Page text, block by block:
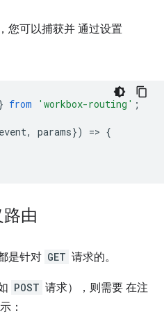
您可以捕获并 通过设置
} from 'workbox-routing' ;
event, params}) => {
由
是针对 GET 请求的。
POST 请求），则需要 在注
：